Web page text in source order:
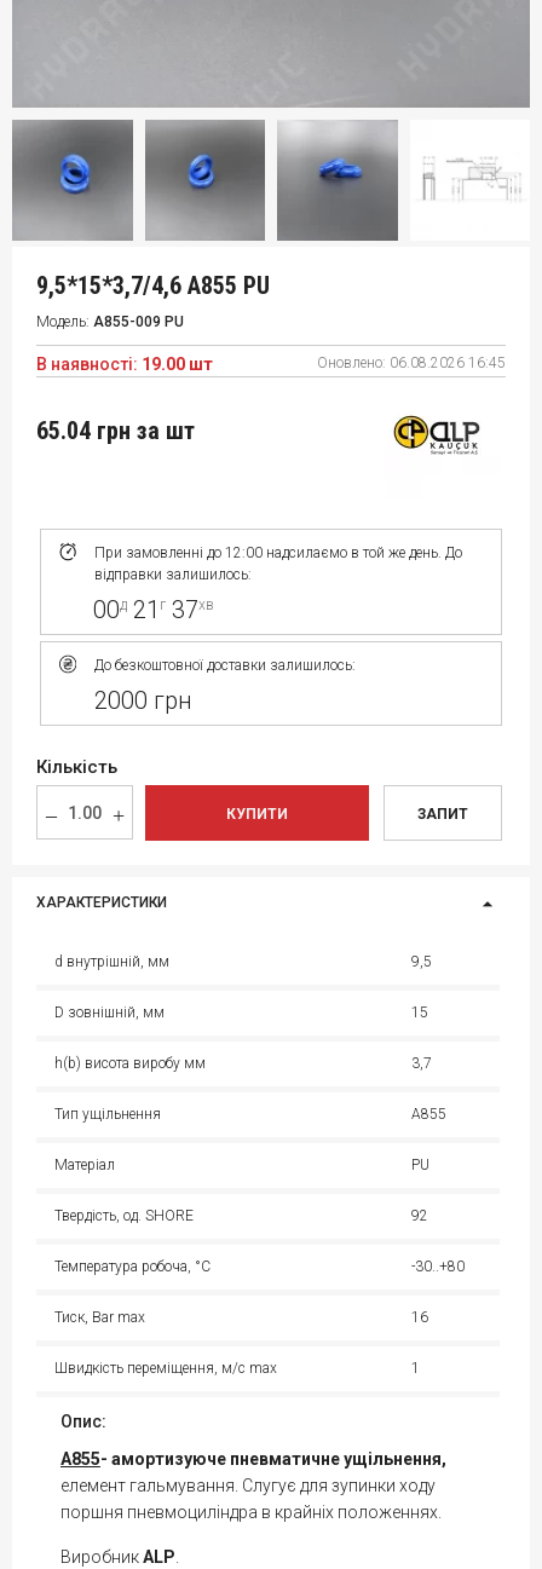
9,5*15*3,7/4,6 A855 PU
Модель: A855-009 PU
В наявності: 19.00 шт Оновлено: 06.08.2026 16:45
При замовленні до 12:00 надсилаємо в той же день. До
відправки залишилось:
00д 21 г 37хв
До безкоштовної доставки залишилось:
2000 грн
65.04 грн за шт
Кількість
КУПИТИ ЗАПИТ
ХАРАКТЕРИСТИКИ
d внутрішній, мм 9,5
D зовнішній, мм 15
h(b) висота виробу мм 3,7
Тип ущільнення A855
Матеріал PU
Твердість, од. SHORE 92
Температура робоча, °С -30..+80
Тиск, Bar max 16
Швидкість переміщення, м/с max 1
Опис:
A855- амортизуюче пневматичне ущільнення,
елемент гальмування. Слугує для зупинки ходу
поршня пневмоциліндра в крайніх положеннях.
ВиробникALP